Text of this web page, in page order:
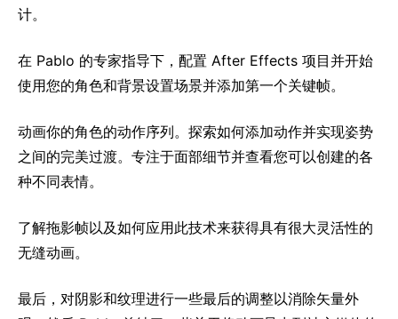
计。
在 Pablo 的专家指导下，配置 After Effects 项目并开始
使用您的角色和背景设置场景并添加第一个关键帧。
动画你的角色的动作序列。探索如何添加动作并实现姿势
之间的完美过渡。专注于面部细节并查看您可以创建的各
种不同表情。
了解拖影帧以及如何应用此技术来获得具有很大灵活性的
无缝动画。
最后，对阴影和纹理进行一些最后的调整以消除矢量外